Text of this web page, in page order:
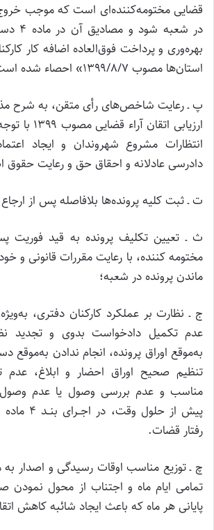
قضایی مختومه‌کننده‌ای است که موجب خروج
در
بهره‌وری و پرداخت فوق‌العاده اضافه کار
استان‌ها مصوب ۱۳۹۹/۸/۷» احصاء شده است.
پ ـ رعایت شاخص‌های رأی متقن، به شرح
ارزیابی
انتظارات مشروع شهروندان و ایجاد
دادرسی عادلانه و احقاق حق و رعایت
ت ـ ثبت کلیه پرونده‌ها بلافاصله پس از
ث ـ‌ تعیین تکلیف پرونده به قید فوریت
مختومه کننده، با رعایت مقررات قانونی و
ماندن پرونده در شعبه؛
ج ـ نظارت بر عملکرد کارکنان دفتری،
عدم تکمیل دادخواست بدوی و تجدید
به‌موقع اوراق پرونده، انجام ندادن به‌موقع
تنظیم صحیح اوراق احضار و ابلاغ،
مناسب و عدم بررسی وصول یا عدم وصول
رفتار قضات.
چ ـ‌ توزیع مناسب اوقات رسیدگی و اصدار به
تمامی ایام ماه و اجتناب از محول نمودن
پایانی هر ماه که باعث ایجاد شائبه کاهش